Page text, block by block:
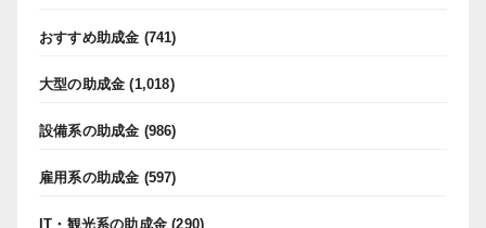
おすすめ助成金 (741)
大型の助成金 (1,018)
設備系の助成金 (986)
雇用系の助成金 (597)
IT・観光系の助成金 (290)